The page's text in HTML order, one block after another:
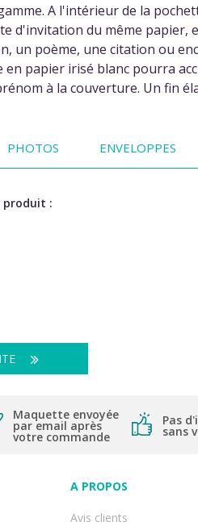
A l'intérieur de la
d'invitation du même papier,
poème, une citation ou
papier irisé blanc pourra
à la couverture. Un fin
PHOTOS ENVELOPPES
produit :
Maquette envoyée
par email après
votre commande
Pas
sans
A PROPOS
Avis clients